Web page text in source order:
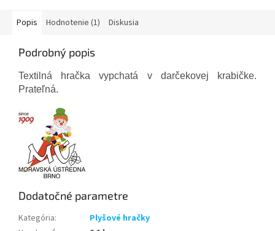
Popis Hodnotenie (1) Diskusia
Podrobný popis
Textilná hračka vypchatá v darčekovej krabičke.
Prateľná.
Dodatočné parametre
Kategória:
Plyšové hračky